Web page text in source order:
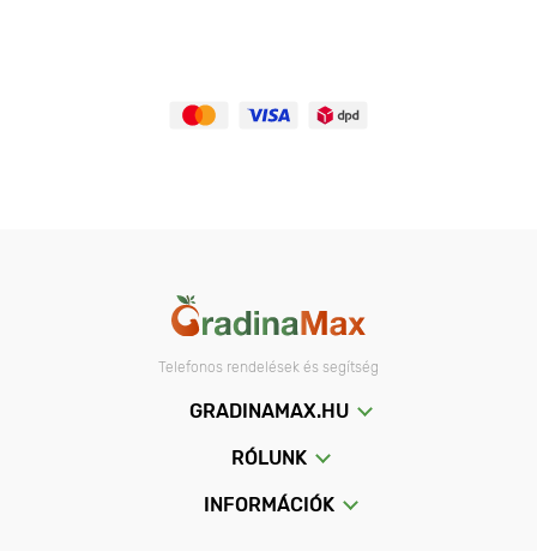
Telefonos rendelések és segítség
GRADINAMAX.HU
RÓLUNK
INFORMÁCIÓK